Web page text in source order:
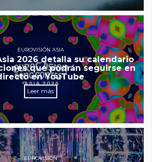
EUROVISIÓN ASIA
2026 detalla su calendario
que podrán seguirse en
en YouTube
Leer más
EUROVISIÓN